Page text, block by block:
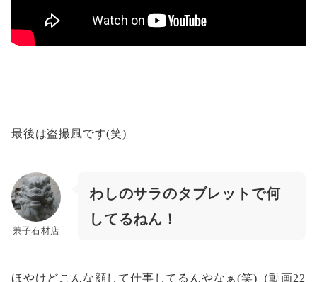
最後は盗撮風です(笑)
兼子石材店
わしのサラのタブレットで何
してるねん！
ほやけどこんな顔して仕事してるんやなぁ(笑)（動画22